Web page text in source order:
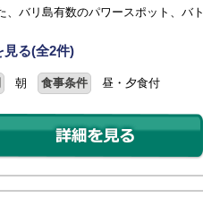
バリ島有数のパワースポット、バト
見る(全2件)
朝 食事条件 昼・夕食付